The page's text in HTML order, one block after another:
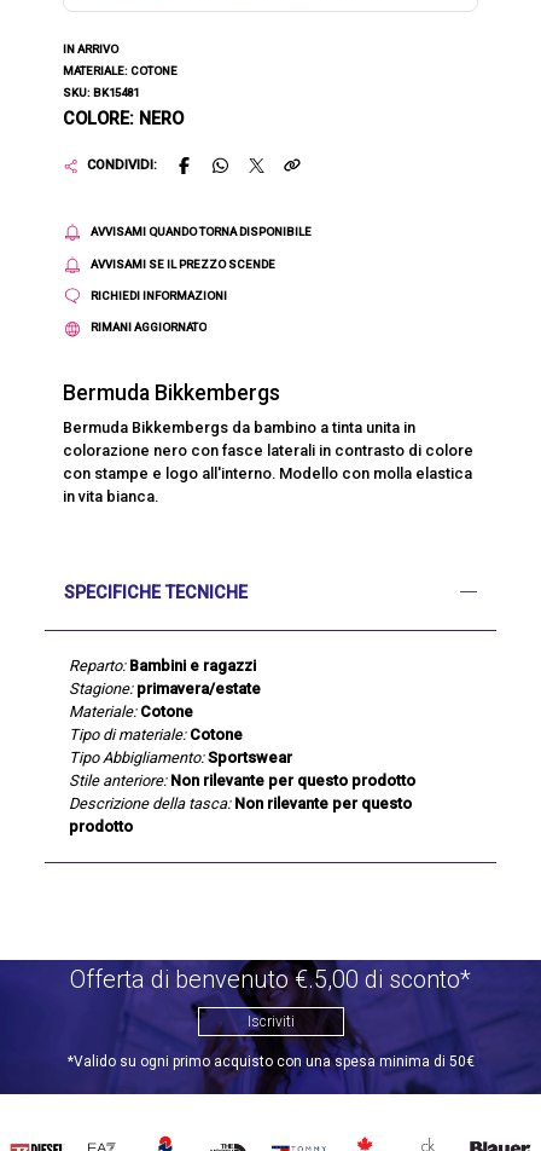
IN ARRIVO
MATERIALE: COTONE
SKU: BK15481
COLORE: NERO
CONDIVIDI:
AVVISAMI QUANDO TORNA DISPONIBILE
AVVISAMI SE IL PREZZO SCENDE
RICHIEDI INFORMAZIONI
RIMANI AGGIORNATO
Bermuda Bikkembergs
Bermuda Bikkembergs da bambino a tinta unita in
colorazione nero con fasce laterali in contrasto di colore
con stampe e logo all'interno. Modello con molla elastica
in vita bianca.
SPECIFICHE TECNICHE
Reparto: Bambini e ragazzi
Stagione: primavera/estate
Materiale: Cotone
Tipo di materiale: Cotone
Tipo Abbigliamento: Sportswear
Stile anteriore: Non rilevante per questo prodotto
Descrizione della tasca: Non rilevante per questo
prodotto
Offerta di benvenuto €.5,00 di sconto*
Iscriviti
*Valido su ogni primo acquisto con una spesa minima di 50€
DIESEL EA7 INVICTATHE TOMMY DSQUARED2
CALVIN BLAUER